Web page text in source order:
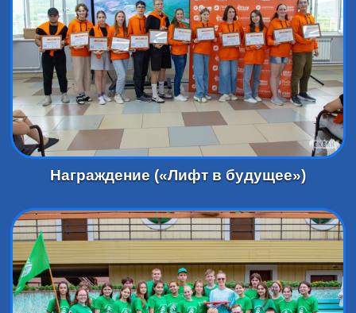
Награждение («Лифт в будущее»)